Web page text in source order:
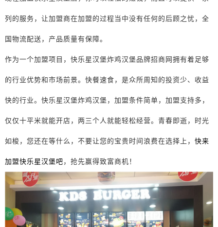
列的服务，让加盟商在加盟的过程当中没有任何的后顾之忧，全
国物流配送，产品质量有保障。
作为一个加盟项目，快乐星汉堡炸鸡汉堡品牌招商网拥有着足够
的行业优势和市场前景。快餐速食，是众所周知的投资少、收益
快的行业。快乐星汉堡炸鸡汉堡，加盟条件简单，加盟支持多，
仅仅十平米就能开店，两三个人就能轻松经营。青春即逝，时光
如梭，您还在等什么，不要让您的宝贵时间浪费在选择上， 快来
加盟快乐星汉堡吧 ，抢先赢得致富商机！